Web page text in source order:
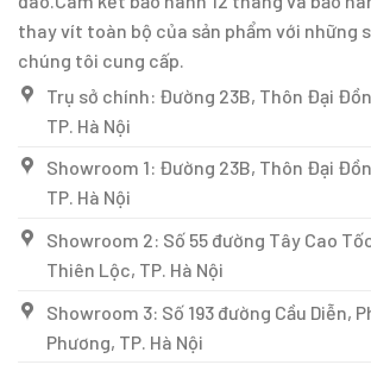
thay vít toàn bộ của sản phẩm với những
chúng tôi cung cấp.
Trụ sở chính: Đường 23B, Thôn Đại
TP. Hà Nội
Showroom 1: Đường 23B, Thôn Đại
TP. Hà Nội
Showroom 2: Số 55 đường Tây Cao
Thiên Lộc, TP. Hà Nội
Showroom 3: Số 193 đường Cầu Diễn,
Phương, TP. Hà Nội